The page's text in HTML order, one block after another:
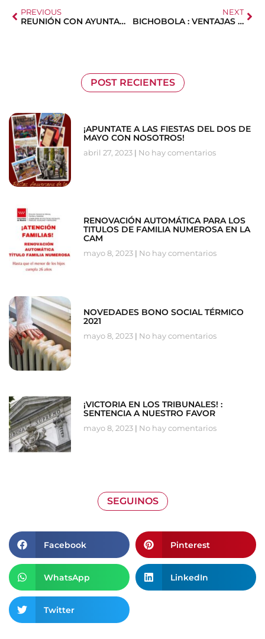
PREVIOUS
REUNIÓN CON AYUNTAMIENTO SANSE
NEXT
BICHOBOLA : VENTAJAS CERCA DE TÍ
POST RECIENTES
¡APUNTATE A LAS FIESTAS DEL DOS DE
MAYO CON NOSOTROS!
abril 27, 2023 No hay comentarios
RENOVACIÓN AUTOMÁTICA PARA LOS
TITULOS DE FAMILIA NUMEROSA EN LA
CAM
mayo 8, 2023 No hay comentarios
NOVEDADES BONO SOCIAL TÉRMICO
2021
mayo 8, 2023 No hay comentarios
¡VICTORIA EN LOS TRIBUNALES! :
SENTENCIA A NUESTRO FAVOR
mayo 8, 2023 No hay comentarios
SEGUINOS
Facebook Pinterest
WhatsApp LinkedIn
Twitter